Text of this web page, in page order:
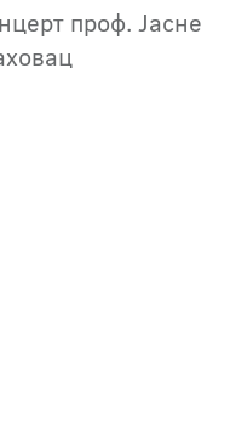
проф. Јасне